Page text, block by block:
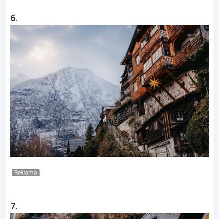
6.
Reklama
7.